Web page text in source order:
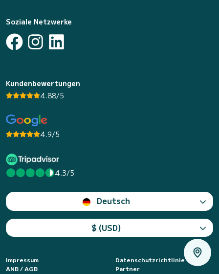
Soziale Netzwerke
Kundenbewertungen
4.88/5
4.9/5
4.3/5
Deutsch
$ (USD)
Impressum
Datenschutzrichtlinie
ANB / AGB
Partner